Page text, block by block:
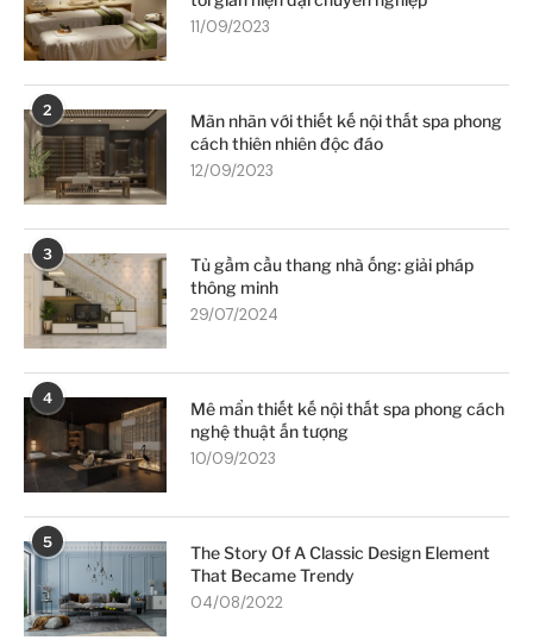
11/09/2023
2
Mãn nhãn với thiết kế nội thất spa phong
cách thiên nhiên độc đáo
12/09/2023
3
Tủ gầm cầu thang nhà ống: giải pháp
thông minh
29/07/2024
4
Mê mẩn thiết kế nội thất spa phong cách
nghệ thuật ấn tượng
10/09/2023
5
The Story Of A Classic Design Element
That Became Trendy
04/08/2022